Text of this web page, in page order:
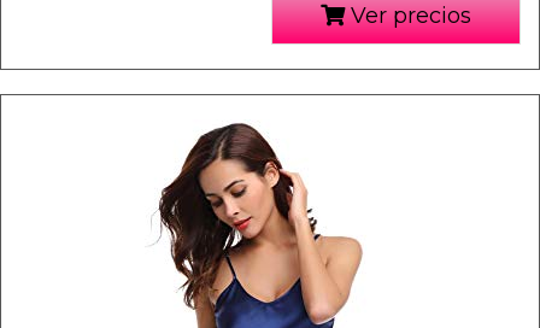
Ver precios